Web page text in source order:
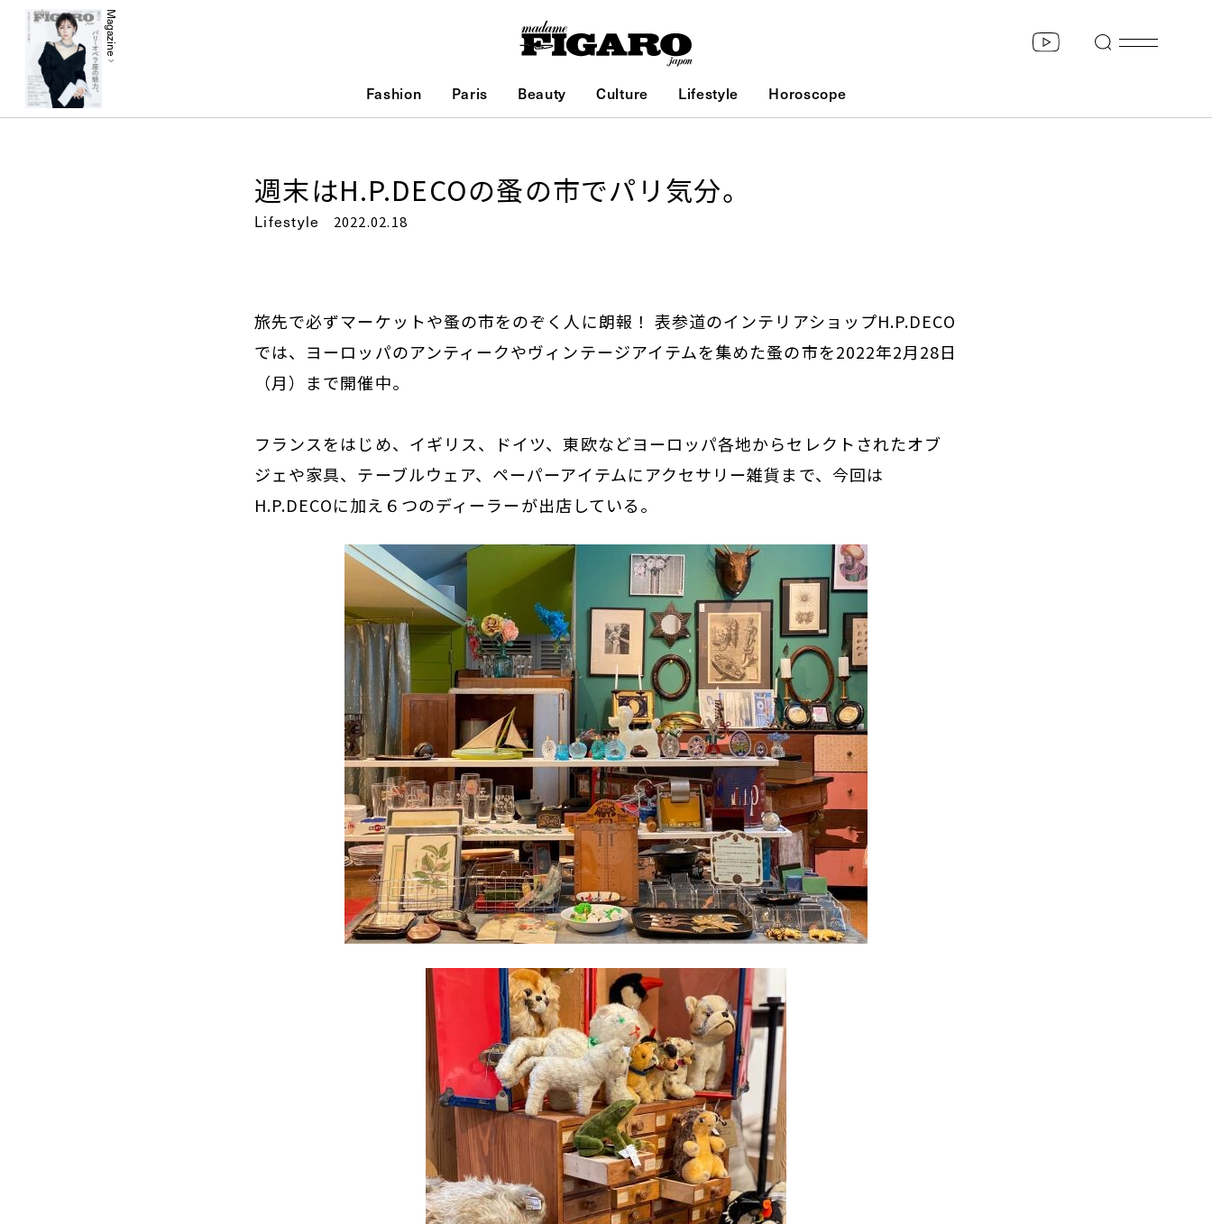
Magazine
Fashion Paris Beauty Culture Lifestyle Horoscope
週末はH.P.DECOの蚤の市でパリ気分。
Lifestyle 2022.02.18
旅先で必ずマーケットや蚤の市をのぞく人に朗報！ 表参道のインテリアショップH.P.DECO
では、ヨーロッパのアンティークやヴィンテージアイテムを集めた蚤の市を2022年2月28日
（月）まで開催中。
フランスをはじめ、イギリス、ドイツ、東欧などヨーロッパ各地からセレクトされたオブ
ジェや家具、テーブルウェア、ペーパーアイテムにアクセサリー雑貨まで、今回は
H.P.DECOに加え６つのディーラーが出店している。